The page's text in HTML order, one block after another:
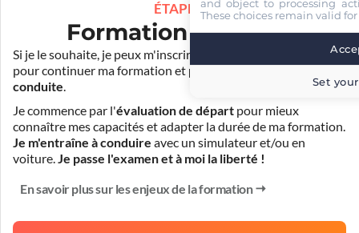
ÉTAPE 3
Formation pratique
Si je le souhaite, je peux m'inscrire auprès de mon auto-école
pour continuer ma formation et prendre des cours de
conduite.
Je commence par l'évaluation de départ pour mieux
connaître mes capacités et adapter la durée de ma formation.
Je m'entraîne à conduire avec un simulateur et/ou en
voiture.Je passe l'examen et à moi la liberté !
En savoir plus sur les enjeux de la formation
and object to processing
These choices remain valid
Set